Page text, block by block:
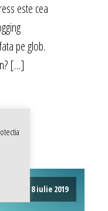
este cea
pe glob.
[…]
8 iulie 2019